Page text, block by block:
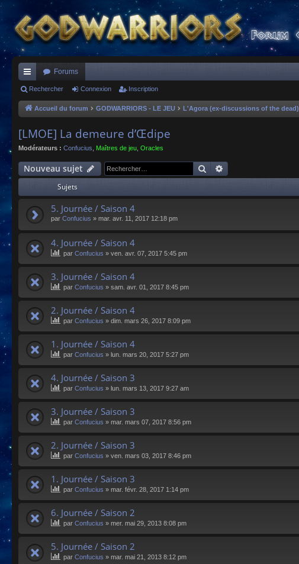
ac
co
s
Forums
Rechercher Connexion Inscription
Accueil du forum GODWARRIORS - LE JEU L'Agora (ex-discussions of the dead)
[LMOE] La demeure d’Œdipe
Modérateurs : Confucius Maîtres de jeu Oracles
Nouveau sujet Rechercher
Sujets
5. Journée / Saison 4
par Confucius » mar. avr. 11, 2017 12:18 pm
4. Journée / Saison 4
par Confucius » ven. avr. 07, 2017 5:45 pm
3. Journée / Saison 4
par Confucius » sam. avr. 01, 2017 8:45 pm
2. Journée / Saison 4
par Confucius » dim. mars 26, 2017 8:09 pm
1. Journée / Saison 4
par Confucius » lun. mars 20, 2017 5:27 pm
4. Journée / Saison 3
par Confucius » lun. mars 13, 2017 9:27 am
3. Journée / Saison 3
par Confucius » mar. mars 07, 2017 8:56 pm
2. Journée / Saison 3
par Confucius » ven. mars 03, 2017 8:46 pm
1. Journée / Saison 3
par Confucius » mar. févr. 28, 2017 1:14 pm
6. Journée / Saison 2
par Confucius » mer. mai 29, 2013 8:08 pm
5. Journée / Saison 2
par Confucius » mar. mai 21, 2013 8:12 pm